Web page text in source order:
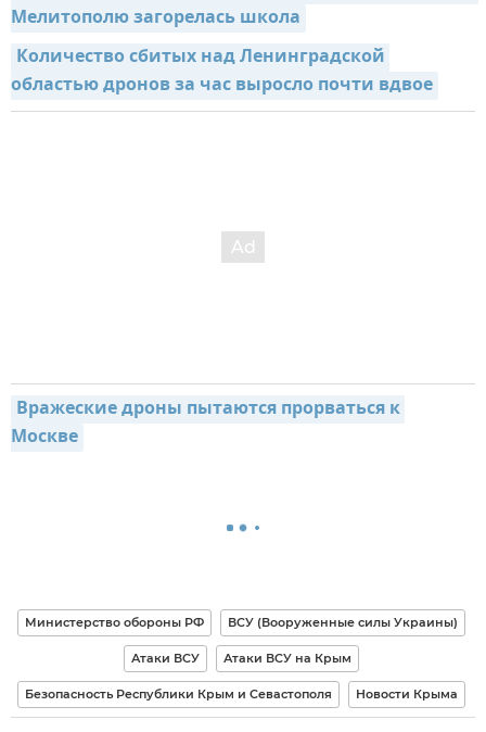
Мелитополю загорелась школа
Количество сбитых над Ленинградской
областью дронов за час выросло почти вдвое
Вражеские дроны пытаются прорваться к
Москве
Министерство обороны РФ ВСУ (Вооруженные силы Украины)
Атаки ВСУ Атаки ВСУ на Крым
Безопасность Республики Крым и Севастополя Новости Крыма